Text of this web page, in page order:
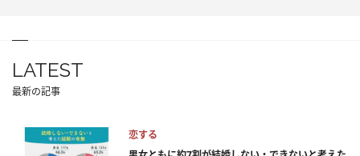
LATEST
最新の記事
恋する